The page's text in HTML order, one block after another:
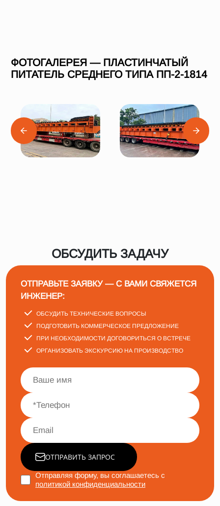
ФОТОГАЛЕРЕЯ — ПЛАСТИНЧАТЫЙ
ПИТАТЕЛЬ СРЕДНЕГО ТИПА ПП-2-1814
ОБСУДИТЬ ЗАДАЧУ
ОТПРАВЬТЕ ЗАЯВКУ — С ВАМИ СВЯЖЕТСЯ
ИНЖЕНЕР:
ОБСУДИТЬ ТЕХНИЧЕСКИЕ ВОПРОСЫ
ПОДГОТОВИТЬ КОММЕРЧЕСКОЕ ПРЕДЛОЖЕНИЕ
ПРИ НЕОБХОДИМОСТИ ДОГОВОРИТЬСЯ О ВСТРЕЧЕ
ОРГАНИЗОВАТЬ ЭКСКУРСИЮ НА ПРОИЗВОДСТВО
ОТПРАВИТЬ ЗАПРОС
Отправляя форму, вы соглашаетесь с
политикой конфиденциальности